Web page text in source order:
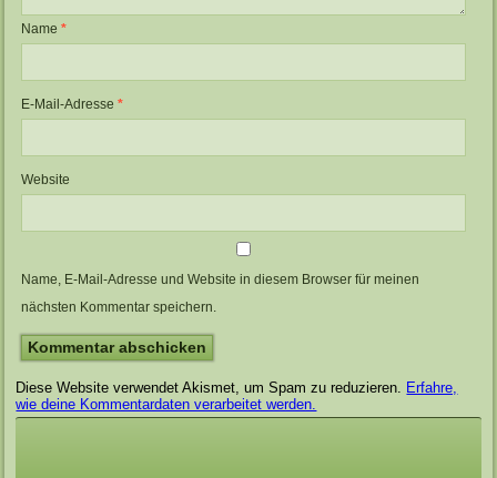
Name*
E-Mail-Adresse*
Website
Name, E-Mail-Adresse und Website in diesem Browser für meinen
nächsten Kommentar speichern.
Diese Website verwendet Akismet, um Spam zu reduzieren. Erfahre,
wie deine Kommentardaten verarbeitet werden.